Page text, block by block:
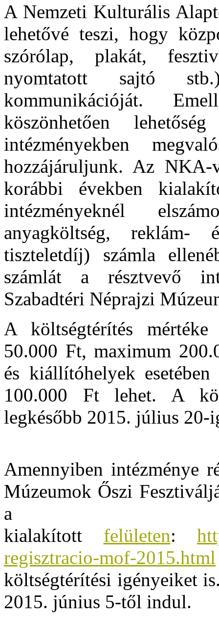
A Nemzeti Kulturális
lehetővé teszi, hogy
szórólap, plakát,
nyomtatott sajtó
kommunikációját.
köszönhetően
intézményekben
hozzájáruljunk. Az NKA-
korábbi években
intézményeknél
anyagköltség, reklám-
tiszteletdíj) számla
számlát a résztvevő
Szabadtéri Néprajzi
A költségtérítés mértéke
50.000 Ft, maximum
és kiállítóhelyek
100.000 Ft lehet. A
legkésőbb 2015. július 20-
Amennyiben intézménye
Múzeumok Őszi
a
kialakított felületen:
regisztracio-mof-2015.html
költségtérítési igényeiket
2015. június 5-től indul.